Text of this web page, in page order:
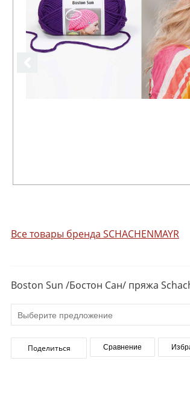
Все товары бренда SCHACHENMAYR
Boston Sun /Бостон Сан/ пряжа
Поделиться Сравнение